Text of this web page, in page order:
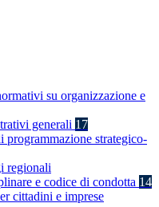
su organizzazione e
generali 17
programmazione strategico-
regionali
e codice di condotta 14
cittadini e imprese